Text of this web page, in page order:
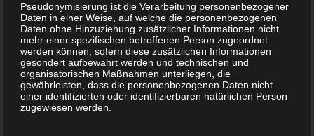
Ein Backbuch oder ein Kochbuch muss die
Sinne ansprechen
Ähnlich wie Kochrezepte sind auch Backrezepte eine Sache
des Geschmacks und der Traditionen. Beides hat ganz viel
Pseudonymisierung ist die Verarbeitung personenbezogener
Daten in einer Weise, auf welche die personenbezogenen
Daten ohne Hinzuziehung zusätzlicher Informationen nicht
mehr einer spezifischen betroffenen Person zugeordnet
werden können, sofern diese zusätzlichen Informationen
gesondert aufbewahrt werden und technischen und
organisatorischen Maßnahmen unterliegen, die
gewährleisten, dass die personenbezogenen Daten nicht
einer identifizierten oder identifizierbaren natürlichen Person
zugewiesen werden.